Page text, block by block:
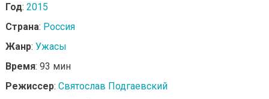
Год: 2015
Страна: Россия
Жанр: Ужасы
Время: 93 мин
Режиссер: Святослав Подгаевский